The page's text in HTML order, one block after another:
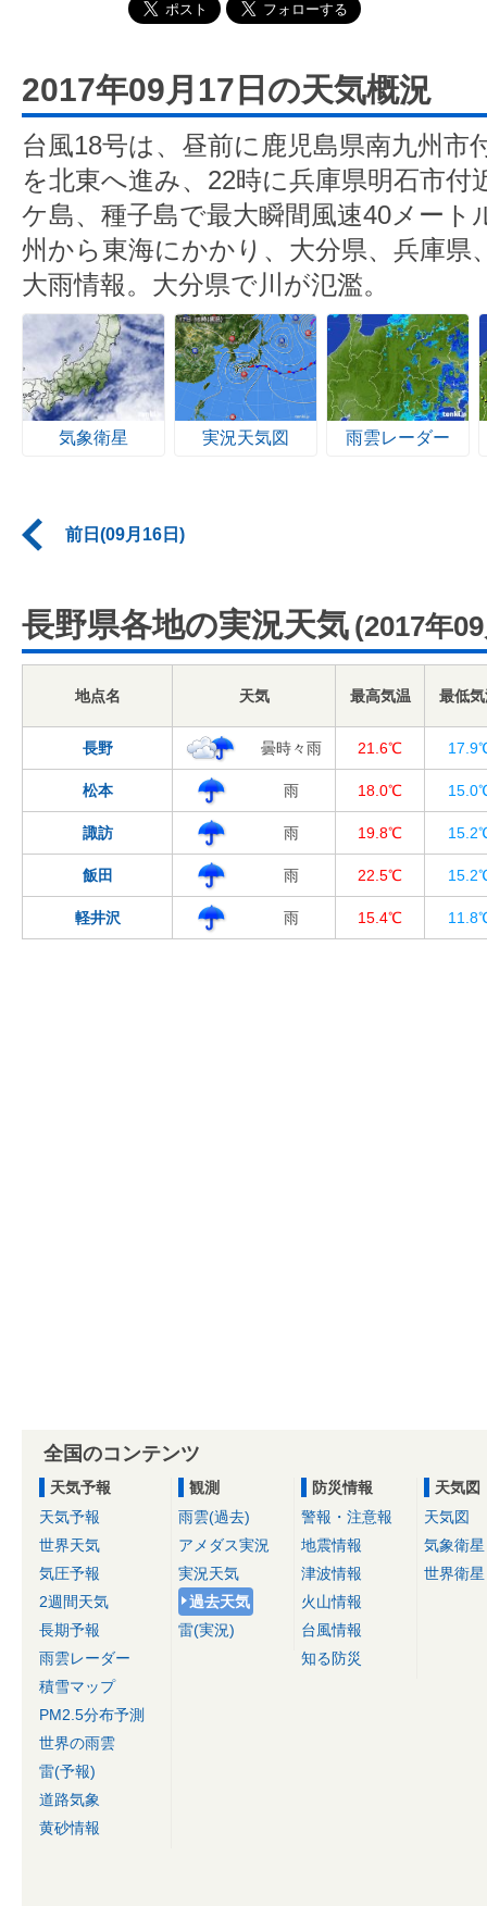
2017年09月17日の天気概況
台風18号は、昼前に鹿児島県南九州市
を北東へ進み、22時に兵庫県明石市付
ケ島、種子島で最大瞬間風速40メート
州から東海にかかり、大分県、兵庫県
大雨情報。大分県で川が氾濫。
気象衛星 実況天気図 雨雲レーダー
前日(09月16日)
長野県各地の実況天気 (2017年
地点名 天気 最高気温 最低
長野 曇時々雨 21.6℃
松本 雨 18.0℃
諏訪 雨 19.8℃
飯田 雨 22.5℃
軽井沢 雨 15.4℃
全国のコンテンツ
天気予報
天気予報
世界天気
気圧予報
2週間天気
長期予報
雨雲レーダー
積雪マップ
PM2.5分布予測
世界の雨雲
雷(予報)
道路気象
黄砂情報
観測
雨雲(過去)
アメダス実況
実況天気
過去天気
雷(実況)
防災情報
警報・注意報
地震情報
津波情報
火山情報
台風情報
知る防災
天気図
天気図
気象衛星
世界衛星